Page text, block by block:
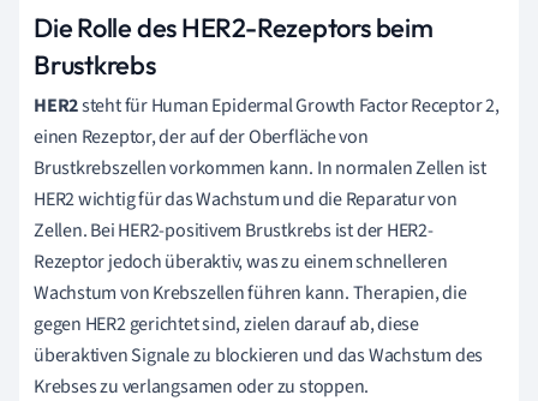
Die Rolle des HER2-Rezeptors beim
Brustkrebs
HER2steht für Human Epidermal Growth Factor Receptor 2,
einen Rezeptor, der auf der Oberfläche von
Brustkrebszellen vorkommen kann. In normalen Zellen ist
HER2 wichtig für das Wachstum und die Reparatur von
Zellen. Bei HER2-positivem Brustkrebs ist der HER2-
Rezeptor jedoch überaktiv, was zu einem schnelleren
Wachstum von Krebszellen führen kann. Therapien, die
gegen HER2 gerichtet sind, zielen darauf ab, diese
überaktiven Signale zu blockieren und das Wachstum des
Krebses zu verlangsamen oder zu stoppen.